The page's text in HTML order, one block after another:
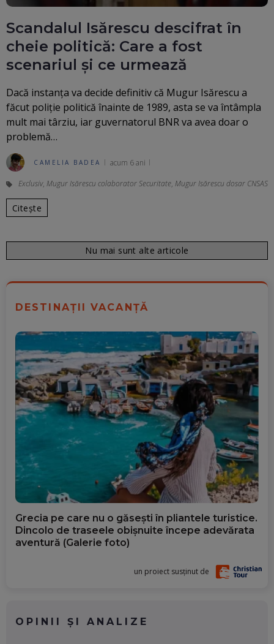
Scandalul Isărescu descifrat în
cheie politică: Care a fost
scenariul și ce urmează
Dacă instanța va decide definitiv că Mugur Isărescu a
făcut poliție politică înainte de 1989, asta se va întâmpla
mult mai târziu, iar guvernatorul BNR va avea doar o
problemă…
CAMELIA BADEA acum 6 ani
Exclusiv, Mugur Isărescu colaborator Securitate, Mugur Isărescu dosar CNSAS
Citește
Nu mai sunt alte articole
DESTINAȚII VACANȚĂ
Grecia pe care nu o găsești în pliantele turistice.
Dincolo de traseele obișnuite începe adevărata
aventură (Galerie foto)
un proiect susținut de
OPINII ȘI ANALIZE